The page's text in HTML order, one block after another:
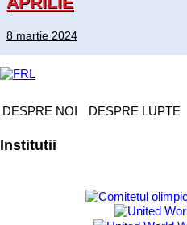
8 martie 2024
DESPRE NOI DESPRE LUPTE
Institutii